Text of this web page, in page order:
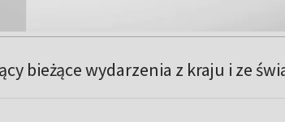
bieżące wydarzenia z kraju i ze